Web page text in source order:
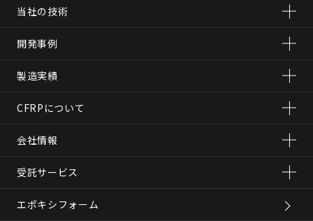
当社の技術
開発事例
製造実績
CFRPについて
会社情報
受託サービス
エポキシフォーム